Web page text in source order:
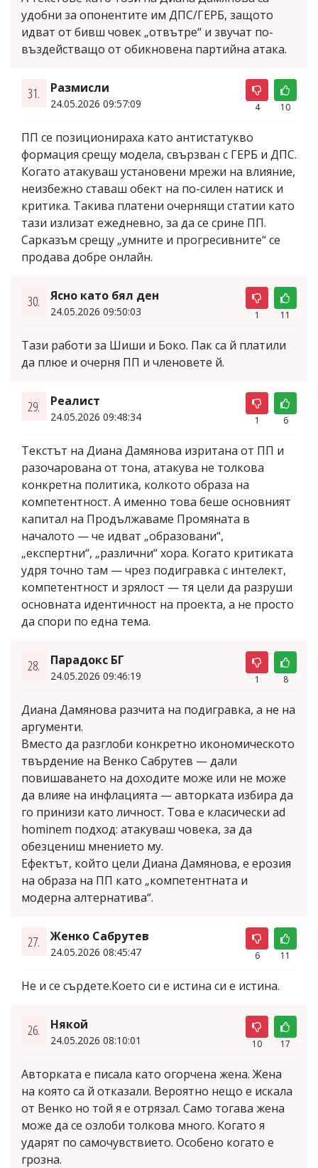
удобни за опонентите им ДПС/ГЕРБ, защото
идват от бивш човек „отвътре“ и звучат по-
въздействащо от обикновена партийна атака.
31. Размисли
24.05.2026 09:57:09 4 10
ПП се позиционираха като антистатукво
формация срещу модела, свързван с ГЕРБ и ДПС.
Когато атакуваш установени мрежи на влияние,
неизбежно ставаш обект на по-силен натиск и
критика. Такива платени очернящи статии като
тази излизат ежедневно, за да се срине ПП.
Сарказъм срещу „умните и прогресивните“ се
продава добре онлайн.
30. Ясно като бял ден
24.05.2026 09:50:03 1 11
Тази работи за Шиши и Боко. Пак са й платили
да плюе и очерня ПП и членовете й.
29. Реалист
24.05.2026 09:48:34 1 6
Текстът на Диана Дамянова изритана от ПП и
разочарована от тона, атакува не толкова
конкретна политика, колкото образа на
компетентност. А именно това беше основният
капитал на Продължаваме Промяната в
началото — че идват „образовани“,
„експертни“, „различни“ хора. Когато критиката
удря точно там — чрез подигравка с интелект,
компетентност и зрялост — тя цели да разруши
основната идентичност на проекта, а не просто
да спори по една тема.
28. Парадокс БГ
24.05.2026 09:46:19 1 8
Диана Дамянова разчита на подигравка, а не на
аргументи.
Вместо да разглоби конкретно икономическото
твърдение на Венко Сабрутев — дали
повишаването на доходите може или не може
да влияе на инфлацията — авторката избира да
го принизи като личност. Това е класически ad
hominem подход: атакуваш човека, за да
обезцениш мнението му.
Ефектът, който цели Диана Дамянова, е ерозия
на образа на ПП като „компетентната и
модерна алтернатива“.
27. Женко Сабрутев
24.05.2026 08:45:47 6 11
Не и се сърдете.Което си е истина си е истина.
26. Някой
24.05.2026 08:10:01 10 17
Авторката е писала като огорчена жена. Жена
на която са й отказали. Вероятно нещо е искала
от Венко но той я е отрязал. Само тогава жена
може да се озлоби толкова много. Когато я
ударят по самочувствието. Особено когато е
грозна.